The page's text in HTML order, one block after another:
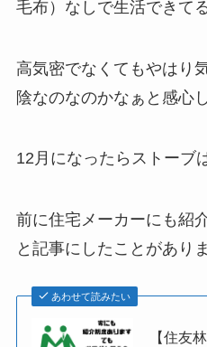
毛布）なしで生活できて
高気密でなくてもやはり
陰なのなのかなぁと感心
12月になったらストーブ
前に住宅メーカーにも紹
と記事にしたことがありま
あわせて読みたい
【住友